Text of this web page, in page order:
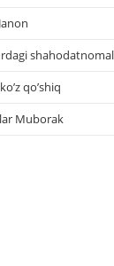
qo’shiq
Muborak